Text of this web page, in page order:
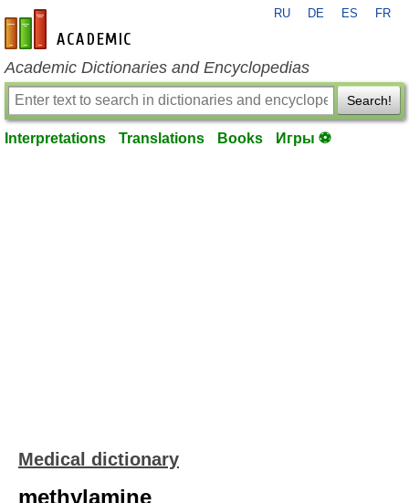
en-academic.com
RU DE ES FR
Academic Dictionaries and Encyclopedias
Search!
Interpretations Translations Books Игры ⚽
Medical dictionary
methylamine